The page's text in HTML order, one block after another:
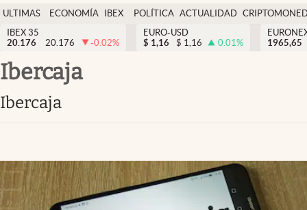
USA
Actualidad
Criptomonedas
España
ULTIMAS
NOTICIAS
ECONOMÍA
FINANZAS
IBEX
EURO
POLÍTICA ACTUALIDAD
IBEX 35
20.176
20.176 -0.02%
EURO-USD
$ 1,16 $ 1,16 0.01%
1965,65
Ibercaja
Ibercaja